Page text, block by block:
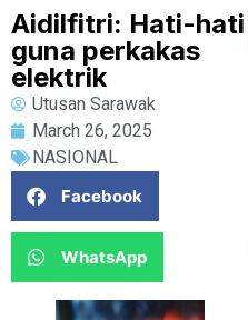
Aidilfitri: Hati-hati
guna perkakas
elektrik
Utusan Sarawak
March 26, 2025
NASIONAL
Facebook
WhatsApp